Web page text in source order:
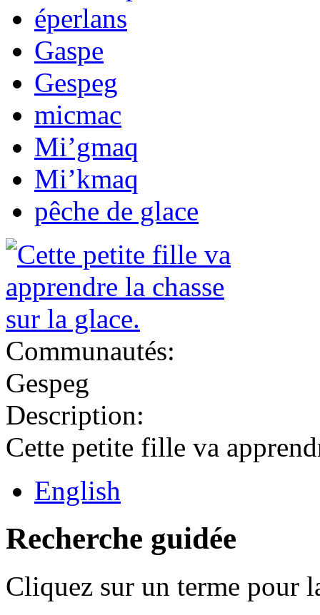
éperlans
Gaspe
Gespeg
micmac
Mi’gmaq
Mi’kmaq
pêche de glace
Communautés:
Gespeg
Description:
Cette petite fille va
English
Recherche guidée
Cliquez sur un terme pour